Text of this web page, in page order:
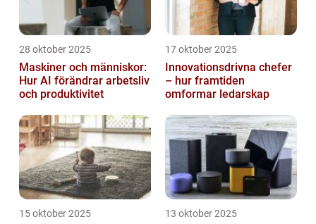
28 oktober 2025
Maskiner och människor:
Hur AI förändrar arbetsliv
och produktivitet
17 oktober 2025
Innovationsdrivna chefer
– hur framtiden
omformar ledarskap
15 oktober 2025 13 oktober 2025